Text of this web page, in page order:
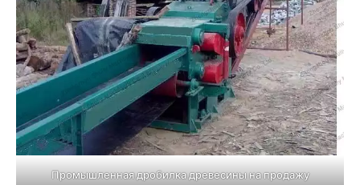
Промышленная дробилка древесины на продажу